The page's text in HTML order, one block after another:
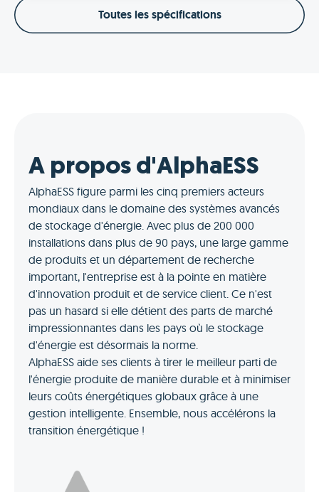
Toutes les spécifications
A propos d'AlphaESS
AlphaESS figure parmi les cinq premiers acteurs
mondiaux dans le domaine des systèmes avancés
de stockage d'énergie. Avec plus de 200 000
installations dans plus de 90 pays, une large gamme
de produits et un département de recherche
important, l'entreprise est à la pointe en matière
d'innovation produit et de service client. Ce n'est
pas un hasard si elle détient des parts de marché
impressionnantes dans les pays où le stockage
d'énergie est désormais la norme.
AlphaESS aide ses clients à tirer le meilleur parti de
l'énergie produite de manière durable et à minimiser
leurs coûts énergétiques globaux grâce à une
gestion intelligente. Ensemble, nous accélérons la
transition énergétique !